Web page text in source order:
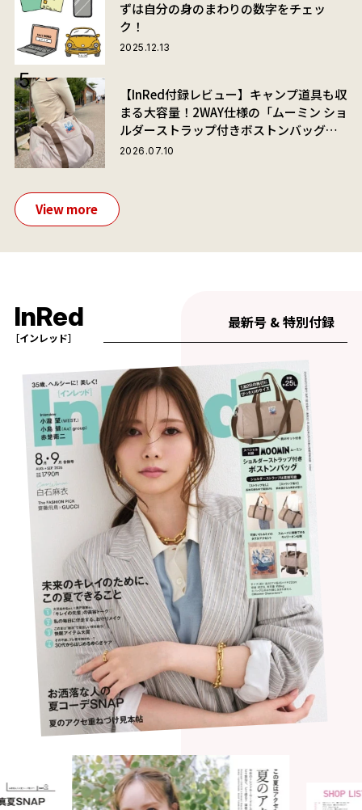
ずは自分の身のまわりの数字をチェッ
ク！
2025.12.13
【InRed付録レビュー】キャンプ道具も収
まる大容量！2WAY仕様の「ムーミン ショ
ルダーストラップ付きボストンバッグ」
が夏旅におすすめな理由
2026.07.10
View more
InRed
［インレッド］
最新号 & 特別付録